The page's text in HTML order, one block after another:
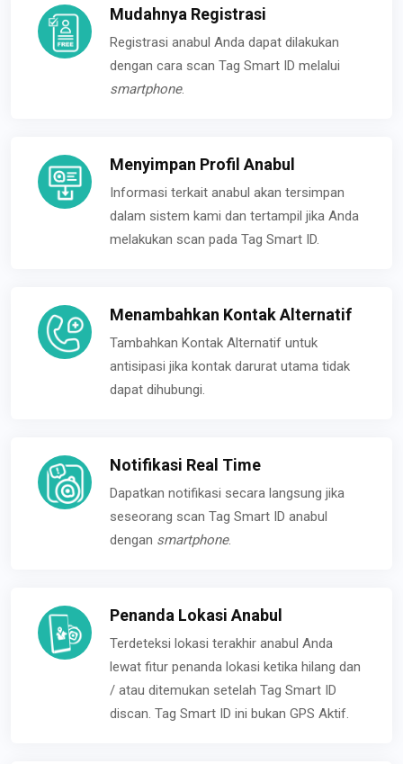
Mudahnya Registrasi
Registrasi anabul Anda dapat dilakukan
dengan cara scan Tag Smart ID melalui
smartphone.
Menyimpan Profil Anabul
Informasi terkait anabul akan tersimpan
dalam sistem kami dan tertampil jika Anda
melakukan scan pada Tag Smart ID.
Menambahkan Kontak Alternatif
Tambahkan Kontak Alternatif untuk
antisipasi jika kontak darurat utama tidak
dapat dihubungi.
Notifikasi Real Time
Dapatkan notifikasi secara langsung jika
seseorang scan Tag Smart ID anabul
dengan smartphone.
Penanda Lokasi Anabul
Terdeteksi lokasi terakhir anabul Anda
lewat fitur penanda lokasi ketika hilang dan
/ atau ditemukan setelah Tag Smart ID
discan. Tag Smart ID ini bukan GPS Aktif.